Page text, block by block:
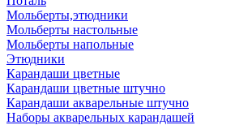
Мольберты,этюдники
Мольберты настольные
Мольберты напольные
Этюдники
Карандаши цветные
Карандаши цветные штучно
Карандаши акварельные штучно
Наборы акварельных карандашей